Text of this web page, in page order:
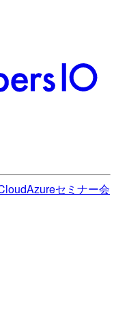
Azureセミナー会